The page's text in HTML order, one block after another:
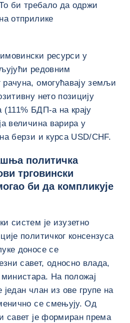
би требало да одржи
отприлике
ресурси у
редовним
омогућавају земљи
нето позицију
(111% БДП-а на крају
величина варира у
берзи и курса USD/CHF.
политичка
трговински
би да компликује
систем је изузетно
политичког консензуса
доносе се
савет, односно влада,
На положај
члан из ове групе на
се смењују. Од
савет је формиран према